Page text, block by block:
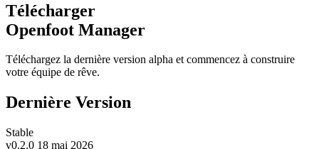
Télécharger
Openfoot Manager
Téléchargez la dernière version alpha et commencez à construire
votre équipe de rêve.
Dernière Version
Stable
v0.2.0 18 mai 2026